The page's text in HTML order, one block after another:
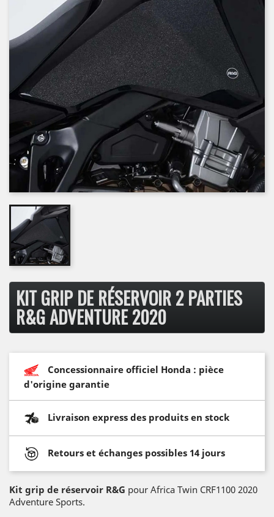
KIT GRIP DE RÉSERVOIR 2 PARTIES
R&G ADVENTURE 2020
Concessionnaire officiel Honda : pièce
d'origine garantie
Livraison express des produits en stock
Retours et échanges possibles 14 jours
Kit grip de réservoir R&G pour Africa Twin CRF1100 2020
Adventure Sports.